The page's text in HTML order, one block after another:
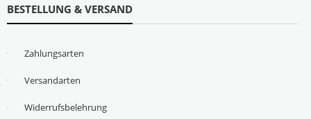
BESTELLUNG & VERSAND
Zahlungsarten
Versandarten
Widerrufsbelehrung